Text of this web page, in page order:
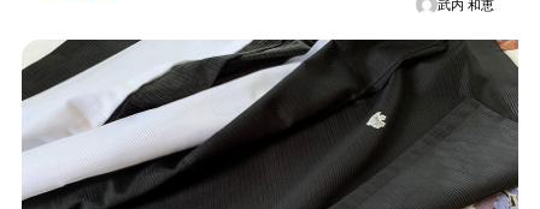
武内 和恵